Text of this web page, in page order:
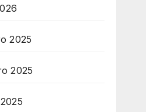
2025
2025